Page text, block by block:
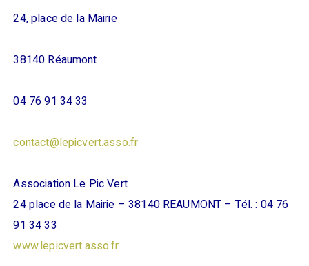
24, place de la Mairie
38140 Réaumont
04 76 91 34 33
contact@lepicvert.asso.fr
Association Le Pic Vert
24 place de la Mairie – 38140 REAUMONT – Tél. : 04 76
91 34 33
www.lepicvert.asso.fr